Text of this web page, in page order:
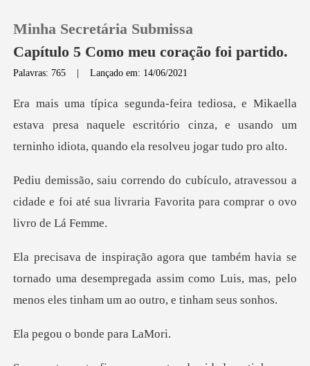
0
Loja
Histórico
Sair
Baixar App
Minha Secretária Submissa
Capítulo 5 Como meu coração foi partido.
Palavras: 765 |Lançado em: 14/06/2021
estava presa naquele escritório cinza, e usando um
ter
travessou a
cidade e foi até sua livraria Fa
e
tornado uma desempregada assim como Luis, mas, pel
o bonde pa